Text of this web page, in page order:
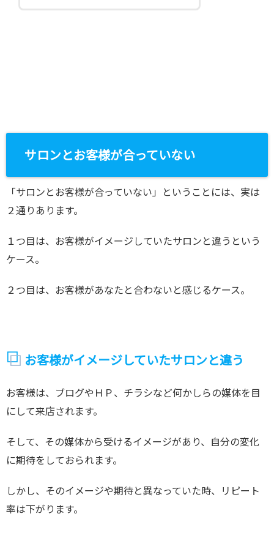
サロンとお客様が合っていない
「サロンとお客様が合っていない」ということには、実は
２通りあります。
１つ目は、お客様がイメージしていたサロンと違うという
ケース。
２つ目は、お客様があなたと合わないと感じるケース。
お客様がイメージしていたサロンと違う
お客様は、ブログやＨＰ、チラシなど何かしらの媒体を目
にして来店されます。
そして、その媒体から受けるイメージがあり、自分の変化
に期待をしておられます。
しかし、そのイメージや期待と異なっていた時、リピート
率は下がります。